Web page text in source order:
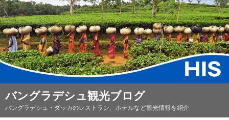
バングラデシュ観光ブログ
バングラデシュ・ダッカのレストラン、ホテルなど観光情報を紹介